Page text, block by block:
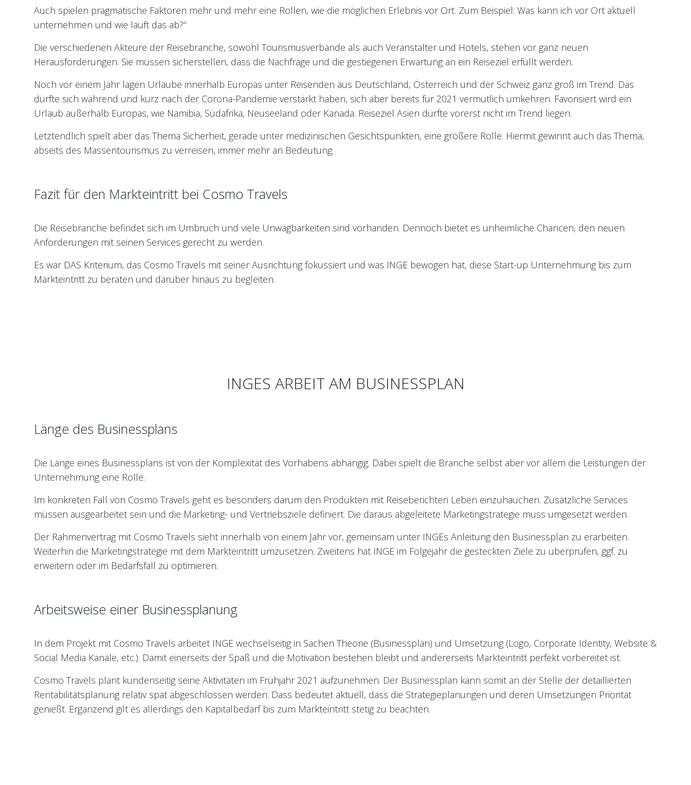
Auch spielen pragmatische Faktoren mehr und mehr eine Rollen, wie die möglichen Erlebnis vor Ort. Zum Beispiel: Was kann ich vor Ort aktuell
unternehmen und wie läuft das ab?“
Die verschiedenen Akteure der Reisebranche, sowohl Tourismusverbände als auch Veranstalter und Hotels, stehen vor ganz neuen
Herausforderungen. Sie müssen sicherstellen, dass die Nachfrage und die gestiegenen Erwartung an ein Reiseziel erfüllt werden.
Noch vor einem Jahr lagen Urlaube innerhalb Europas unter Reisenden aus Deutschland, Österreich und der Schweiz ganz groß im Trend. Das
dürfte sich während und kurz nach der Corona-Pandemie verstärkt haben, sich aber bereits für 2021 vermutlich umkehren. Favorisiert wird ein
Urlaub außerhalb Europas, wie Namibia, Südafrika, Neuseeland oder Kanada. Reiseziel Asien dürfte vorerst nicht im Trend liegen.
Letztendlich spielt aber das Thema Sicherheit, gerade unter medizinischen Gesichtspunkten, eine größere Rolle. Hiermit gewinnt auch das Thema,
abseits des Massentourismus zu verreisen, immer mehr an Bedeutung.
Fazit für den Markteintritt bei Cosmo Travels
Die Reisebranche befindet sich im Umbruch und viele Unwägbarkeiten sind vorhanden. Dennoch bietet es unheimliche Chancen, den neuen
Anforderungen mit seinen Services gerecht zu werden.
Es war DAS Kriterium, das Cosmo Travels mit seiner Ausrichtung fokussiert und was INGE bewogen hat, diese Start-up Unternehmung bis zum
Markteintritt zu beraten und darüber hinaus zu begleiten.
INGES ARBEIT AM BUSINESSPLAN
Länge des Businessplans
Die Länge eines Businessplans ist von der Komplexität des Vorhabens abhängig. Dabei spielt die Branche selbst aber vor allem die Leistungen der
Unternehmung eine Rolle.
Im konkreten Fall von Cosmo Travels geht es besonders darum den Produkten mit Reiseberichten Leben einzuhauchen. Zusätzliche Services
müssen ausgearbeitet sein und die Marketing- und Vertriebsziele definiert. Die daraus abgeleitete Marketingstrategie muss umgesetzt werden.
Der Rahmenvertrag mit Cosmo Travels sieht innerhalb von einem Jahr vor, gemeinsam unter INGEs Anleitung den Businessplan zu erarbeiten.
Weiterhin die Marketingstrategie mit dem Markteintritt umzusetzen. Zweitens hat INGE im Folgejahr die gesteckten Ziele zu überprüfen, ggf. zu
erweitern oder im Bedarfsfall zu optimieren.
Arbeitsweise einer Businessplanung
In dem Projekt mit Cosmo Travels arbeitet INGE wechselseitig in Sachen Theorie (Businessplan) und Umsetzung (Logo, Corporate Identity, Website &
Social Media Kanäle, etc.). Damit einerseits der Spaß und die Motivation bestehen bleibt und andererseits Markteintritt perfekt vorbereitet ist.
Cosmo Travels plant kundenseitig seine Aktivitäten im Frühjahr 2021 aufzunehmen. Der Businessplan kann somit an der Stelle der detaillierten
Rentabilitätsplanung relativ spät abgeschlossen werden. Dass bedeutet aktuell, dass die Strategieplanungen und deren Umsetzungen Priorität
genießt. Ergänzend gilt es allerdings den Kapitalbedarf bis zum Markteintritt stetig zu beachten.